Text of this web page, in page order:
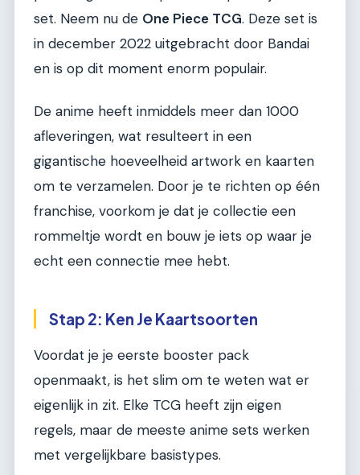
set. Neem nu de One Piece TCG. Deze set is
in december 2022 uitgebracht door Bandai
en is op dit moment enorm populair.
De anime heeft inmiddels meer dan 1000
afleveringen, wat resulteert in een
gigantische hoeveelheid artwork en kaarten
om te verzamelen. Door je te richten op één
franchise, voorkom je dat je collectie een
rommeltje wordt en bouw je iets op waar je
echt een connectie mee hebt.
Stap 2: Ken Je Kaartsoorten
Voordat je je eerste booster pack
openmaakt, is het slim om te weten wat er
eigenlijk in zit. Elke TCG heeft zijn eigen
regels, maar de meeste anime sets werken
met vergelijkbare basistypes.